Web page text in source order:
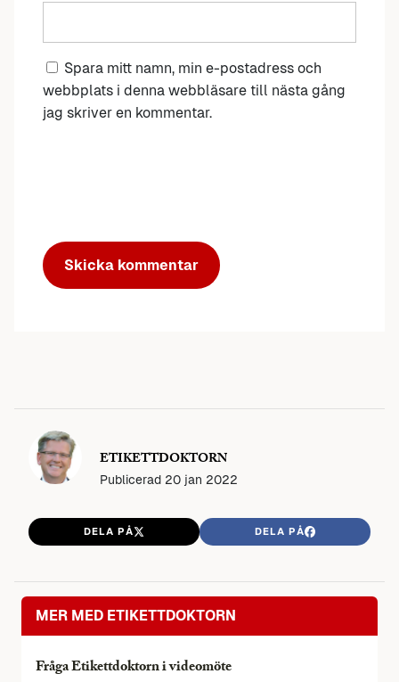
Spara mitt namn, min e-postadress och
webbplats i denna webbläsare till nästa gång
jag skriver en kommentar.
ETIKETTDOKTORN
Publicerad 20 jan 2022
DELA PÅ DELA PÅ
MER MED ETIKETTDOKTORN
Fråga Etikettdoktorn i videomöte